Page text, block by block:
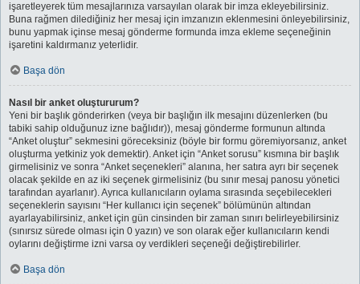
işaretleyerek tüm mesajlarınıza varsayılan olarak bir imza ekleyebilirsiniz.
Buna rağmen dilediğiniz her mesaj için imzanızın eklenmesini önleyebilirsiniz,
bunu yapmak içinse mesaj gönderme formunda imza ekleme seçeneğinin
işaretini kaldırmanız yeterlidir.
Başa dön
Nasıl bir anket oluştururum?
Yeni bir başlık gönderirken (veya bir başlığın ilk mesajını düzenlerken (bu
tabiki sahip olduğunuz izne bağlıdır)), mesaj gönderme formunun altında
“Anket oluştur” sekmesini göreceksiniz (böyle bir formu göremiyorsanız, anket
oluşturma yetkiniz yok demektir). Anket için “Anket sorusu” kısmına bir başlık
girmelisiniz ve sonra “Anket seçenekleri” alanına, her satıra ayrı bir seçenek
olacak şekilde en az iki seçenek girmelisiniz (bu sınır mesaj panosu yönetici
tarafından ayarlanır). Ayrıca kullanıcıların oylama sırasında seçebilecekleri
seçeneklerin sayısını “Her kullanıcı için seçenek” bölümünün altından
ayarlayabilirsiniz, anket için gün cinsinden bir zaman sınırı belirleyebilirsiniz
(sınırsız sürede olması için 0 yazın) ve son olarak eğer kullanıcıların kendi
oylarını değiştirme izni varsa oy verdikleri seçeneği değiştirebilirler.
Başa dön